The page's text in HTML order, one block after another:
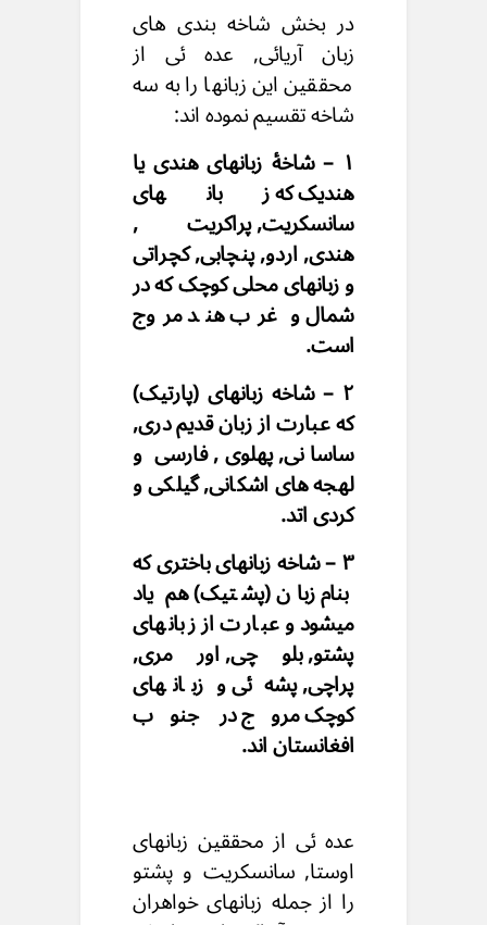
در بخش شاخه بندی های
زبان آریائی, عده ئی از
محققین این زبانها را به سه
شاخه تقسیم نموده اند:
۱ – شاخۀ زبانهای هندی یا
هندیک که زبانهای
سانسکریت, پراکریت,
هندی, اردو, پنچابی, کچراتی
و زبانهای محلی کوچک که در
شمال و غرب هند مروج
است.
۲ – شاخه زبانهای (پارتیک)
که عبارت از زبان قدیم دری,
ساسانی, پهلوی, فارسی و
لهجه های اشکانی, گیلکی و
کردی اتد.
۳ – شاخه زبانهای باختری که
بنام زبان (پشتیک) هم یاد
میشود و عبارت از زبانهای
پشتو, بلوچی, اورمری,
پراچی, پشه ئی و زبانهای
کوچک مروج در جنوب
افغانستان اند.
عده ئی از محققین زبانهای
اوستا, سانسکریت و پشتو
را از جمله زبانهای خواهران